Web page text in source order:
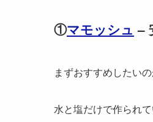
①マモッシュ –
まずおすすめしたい
水と塩だけで作られ